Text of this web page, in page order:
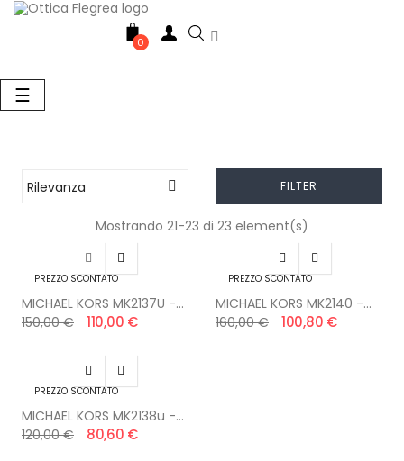
0 
navigazione
Toggle
☰
Rilevanza  FILTER
Mostrando 21-23 di 23 element(s)
PREZZO SCONTATO
 
MICHAEL KORS MK2137U -...
150,00 €
110,00 €
PREZZO SCONTATO
 
MICHAEL KORS MK2140 -...
160,00 €
100,80 €
PREZZO SCONTATO
 
MICHAEL KORS MK2138u -...
120,00 €
80,60 €